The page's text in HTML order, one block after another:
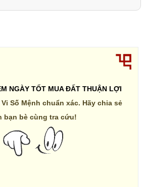
NGÀY TỐT MUA ĐẤT THUẬN LỢI
Số Mệnh chuẩn xác. Hãy chia sẻ
bạn bè cùng tra cứu!